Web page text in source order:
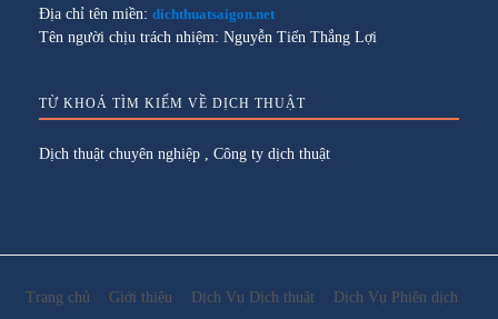
Địa chỉ tên miền: dichthuatsaigon.net
Tên người chịu trách nhiệm: Nguyễn Tiến Thắng Lợi
TỪ KHOÁ TÌM KIẾM VỀ DỊCH THUẬT
Dịch thuật chuyên nghiệp Công ty dịch thuật
Trang chủ Giới thiệu Dịch Vụ Dịch thuật Dịch Vụ Phiên dịch